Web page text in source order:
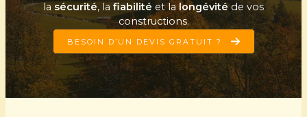
la sécurité, la fiabilité et la longévité de vos
constructions.
BESOIN D’UN DEVIS GRATUIT ?